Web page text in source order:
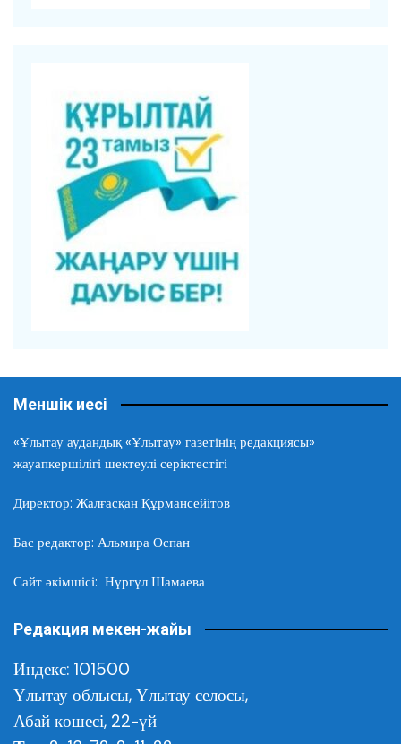
Меншік иесі
«Ұлытау аудандық «Ұлытау» газетінің редакциясы»
жауапкершілігі шектеулі серіктестігі
Директор: Жалғасқан Құрмансейітов
Бас редактор: Альмира Оспан
Сайт әкімшісі: Нұргүл Шамаева
Редакция мекен-жайы
Индекс: 101500
Ұлытау облысы, Ұлытау селосы,
Абай көшесі, 22-үй